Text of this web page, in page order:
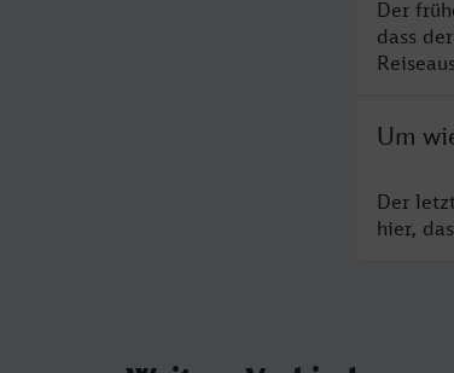
Der
dass
Um
Der
hier,